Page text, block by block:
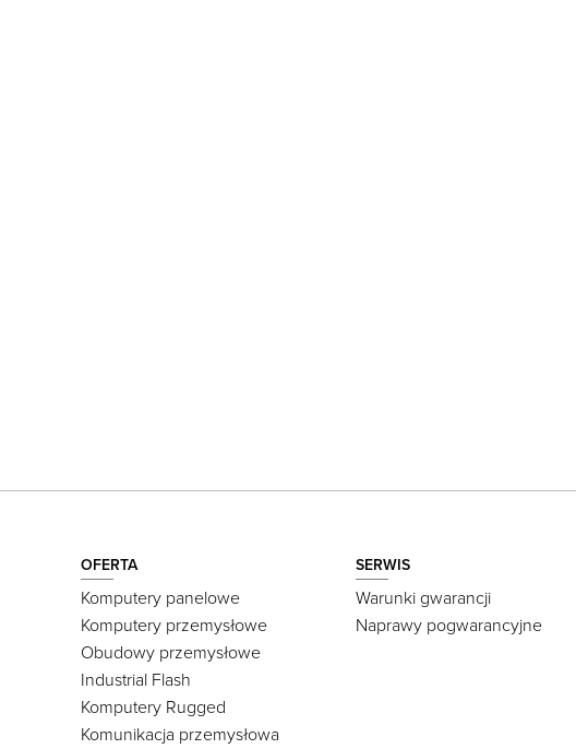
OFERTA
Komputery panelowe
Komputery przemysłowe
Obudowy przemysłowe
Industrial Flash
Komputery Rugged
Komunikacja przemysłowa
SERWIS
Warunki gwarancji
Naprawy pogwarancyjne